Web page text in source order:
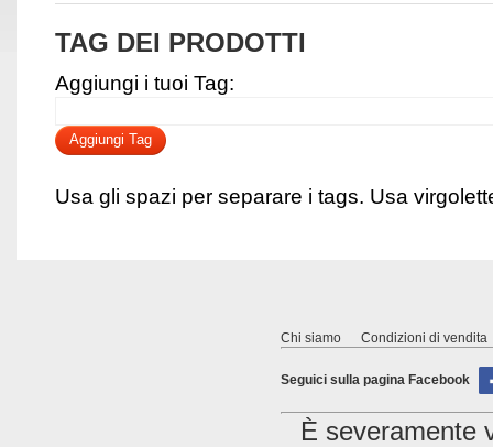
TAG DEI PRODOTTI
Aggiungi i tuoi Tag:
Aggiungi Tag
Usa gli spazi per separare i tags. Usa
Chi siamo Condizioni di vendita
Seguici sulla pagina Facebook
È severamente